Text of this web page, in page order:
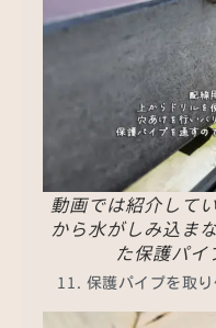
動画では紹介して
から水がしみ込ま
た保護パ
保護パイプを取